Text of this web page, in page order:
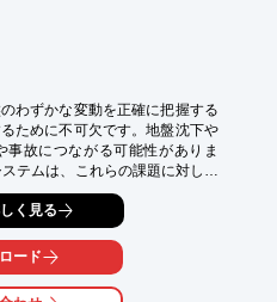
わずかな変動を正確に把握する
ために不可欠です。地盤沈下や
故につながる可能性がありま
テムは、これらの課題に対し、
。
盤の監視
監視
く見る
ード